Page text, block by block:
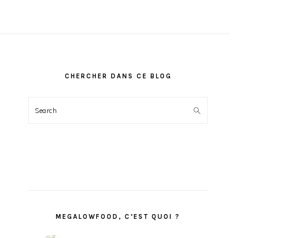
LATÉRALECHERCHER DANS CE BLOG
Search
MEGALOWFOOD, C’EST QUOI ?